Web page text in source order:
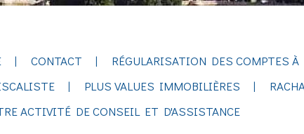
CONTACT
RÉGULARISATION DES COMPTES À
PLUS VALUES IMMOBILIÈRES
ACTIVITÉ DE CONSEIL ET D'ASSISTANCE